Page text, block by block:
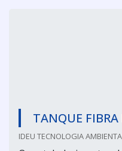
TANQUE FIBRA
IDEU TECNOLOGIA